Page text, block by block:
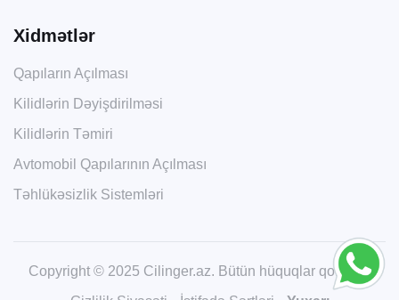
Xidmətlər
Qapıların Açılması
Kilidlərin Dəyişdirilməsi
Kilidlərin Təmiri
Avtomobil Qapılarının Açılması
Təhlükəsizlik Sistemləri
Copyright © 2025 Cilinger.az. Bütün hüquqlar qorunur.